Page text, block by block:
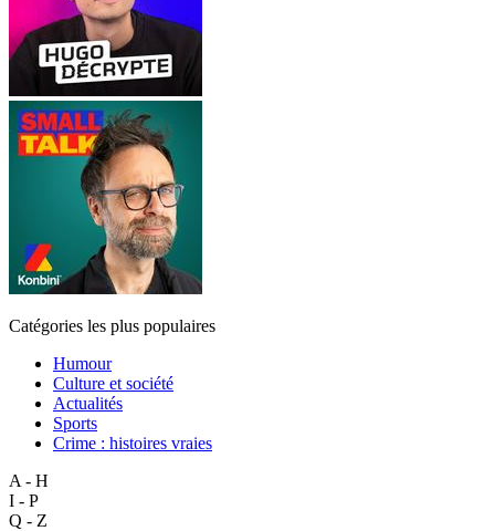
Catégories les plus populaires
Humour
Culture et société
Actualités
Sports
Crime : histoires vraies
A - H
I - P
Q - Z